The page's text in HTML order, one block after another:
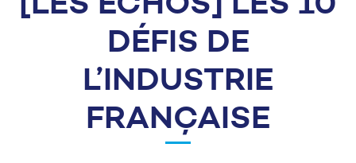
DÉFIS DE
L’INDUSTRIE
FRANÇAISE